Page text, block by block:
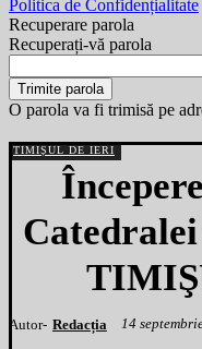
Politica de Confidențialitate
Recuperare parola
Recuperați-vă parola
O parola va fi trimisă pe
TIMIȘUL DE IERI
Autor- Redacția 14